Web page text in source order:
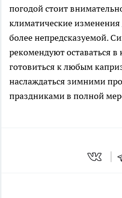
погодой стоит
климатические
более непредсказуемой.
рекомендуют оставаться
готовиться к любым
наслаждаться зимними
праздниками в полной